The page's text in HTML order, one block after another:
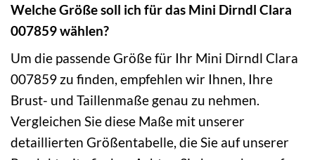
Welche Größe soll ich für das Mini Dirndl Clara
007859 wählen?
Um die passende Größe für Ihr Mini Dirndl Clara
007859 zu finden, empfehlen wir Ihnen, Ihre
Brust- und Taillenmaße genau zu nehmen.
Vergleichen Sie diese Maße mit unserer
detaillierten Größentabelle, die Sie auf unserer